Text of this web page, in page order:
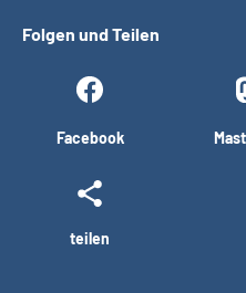
Folgen und Teilen
Facebook
teilen